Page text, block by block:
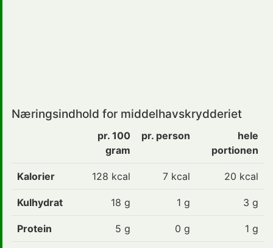
Næringsindhold for middelhavskrydderiet
pr. 100
gram
pr. person
hele
portionen
Kalorier 128 kcal 7 kcal 20 kcal
Kulhydrat 18 g 1 g 3 g
Protein 5 g 0 g 1 g